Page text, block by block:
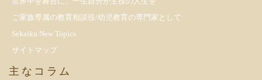
ご家族専属の教育相談役/幼児教育の専門家として
Sekaiku New Topics
サイトマップ
主なコラム